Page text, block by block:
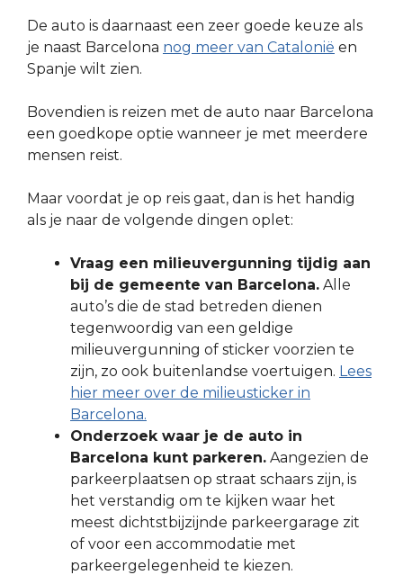
De auto is daarnaast een zeer goede keuze als
je naast Barcelona nog meer van Catalonië en
Spanje wilt zien.
Bovendien is reizen met de auto naar Barcelona
een goedkope optie wanneer je met meerdere
mensen reist.
Maar voordat je op reis gaat, dan is het handig
als je naar de volgende dingen oplet:
Vraag een milieuvergunning tijdig aan
bij de gemeente van Barcelona. Alle
auto’s die de stad betreden dienen
tegenwoordig van een geldige
milieuvergunning of sticker voorzien te
zijn, zo ook buitenlandse voertuigen. Lees
hier meer over de milieusticker in
Barcelona.
Onderzoek waar je de auto in
Barcelona kunt parkeren. Aangezien de
parkeerplaatsen op straat schaars zijn, is
het verstandig om te kijken waar het
meest dichtstbijzijnde parkeergarage zit
of voor een accommodatie met
parkeergelegenheid te kiezen.